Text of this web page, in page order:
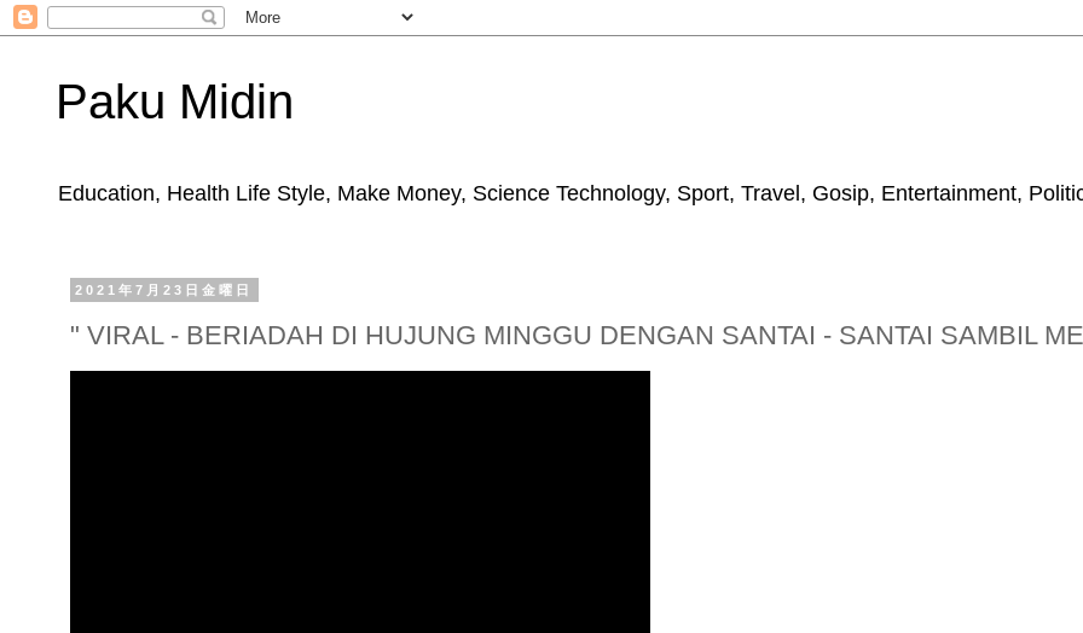
Paku Midin
Education, Health Life Style, Make Money, Science Technology, Sport, Travel, Gosip, Entertainment,
2021年7月23日金曜日
" VIRAL - BERIADAH DI HUJUNG MINGGU DENGAN SANTAI - SANTAI SAMBIL